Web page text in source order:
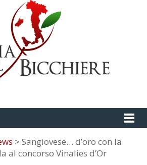
> Sangiovese… d’oro con la
al concorso Vinalies d’Or